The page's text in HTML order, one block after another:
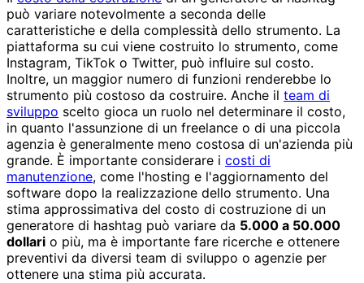
può variare notevolmente a seconda delle
caratteristiche e della complessità dello strumento. La
piattaforma su cui viene costruito lo strumento, come
Instagram, TikTok o Twitter, può influire sul costo.
Inoltre, un maggior numero di funzioni renderebbe lo
strumento più costoso da costruire. Anche il team di
sviluppo scelto gioca un ruolo nel determinare il costo,
in quanto l'assunzione di un freelance o di una piccola
agenzia è generalmente meno costosa di un'azienda più
grande. È importante considerare i costi di
manutenzione, come l'hosting e l'aggiornamento del
software dopo la realizzazione dello strumento. Una
stima approssimativa del costo di costruzione di un
generatore di hashtag può variare da 5.000 a 50.000
dollari o più, ma è importante fare ricerche e ottenere
preventivi da diversi team di sviluppo o agenzie per
ottenere una stima più accurata.